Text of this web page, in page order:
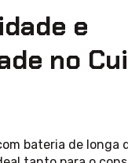
e
no
bateria de longa